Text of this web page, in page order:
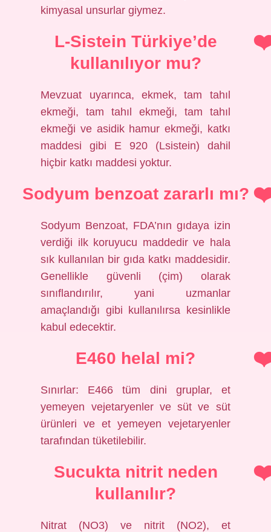
kimyasal unsurlar giymez.
L-Sistein Türkiye’de
kullanılıyor mu?
Mevzuat uyarınca, ekmek, tam tahıl
ekmeği, tam tahıl ekmeği, tam tahıl
ekmeği ve asidik hamur ekmeği, katkı
maddesi gibi E 920 (Lsistein) dahil
hiçbir katkı maddesi yoktur.
Sodyum benzoat zararlı mı?
Sodyum Benzoat, FDA’nın gıdaya izin
verdiği ilk koruyucu maddedir ve hala
sık kullanılan bir gıda katkı maddesidir.
Genellikle güvenli (çim) olarak
sınıflandırılır, yani uzmanlar
amaçlandığı gibi kullanılırsa kesinlikle
kabul edecektir.
E460 helal mi?
Sınırlar: E466 tüm dini gruplar, et
yemeyen vejetaryenler ve süt ve süt
ürünleri ve et yemeyen vejetaryenler
tarafından tüketilebilir.
Sucukta nitrit neden
kullanılır?
Nitrat (NO3) ve nitrit (NO2), et